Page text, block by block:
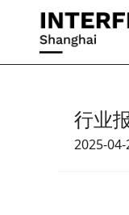
行业
2025-